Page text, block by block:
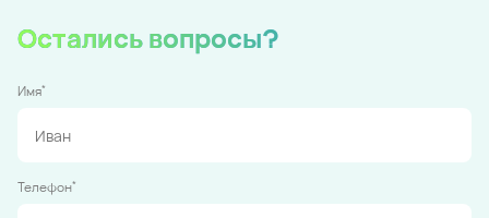
Остались вопросы?
Имя*
Телефон*